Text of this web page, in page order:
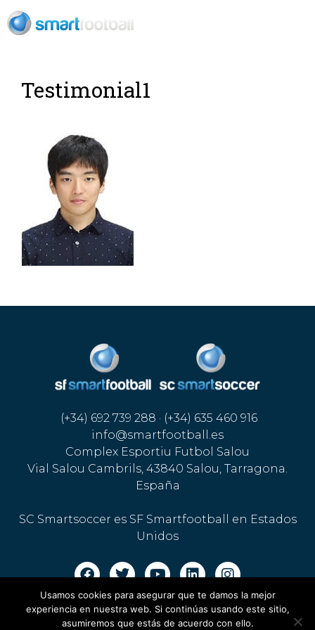
Testimonial1
(+34) 692 739 288 · (+34) 635 460 916
info@smartfootball.es
Complex Esportiu Futbol Salou
Vial Salou Cambrils, 43840 Salou, Tarragona.
España
SC Smartsoccer es SF Smartfootball en Estados
Unidos
Aviso legal · Política de cookies·Política de privacidad
Usamos cookies para asegurar que te damos la mejor
experiencia en nuestra web. Si continúas usando este sitio,
asumiremos que estás de acuerdo con ello.